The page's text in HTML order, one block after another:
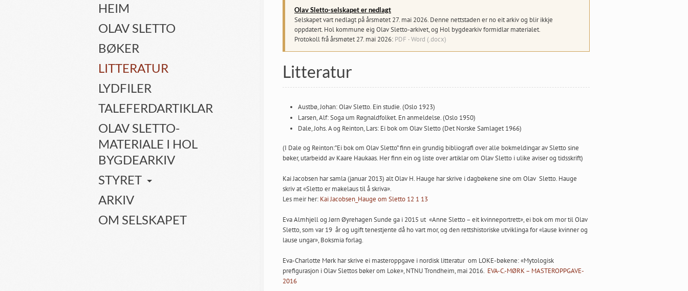
Olav Sletto-selskapet er nedlagt
Selskapet vart nedlagt på årsmøtet 27. mai 2026. Denne nettstaden er no eit arkiv og blir ikkje
oppdatert. Hol kommune eig Olav Sletto-arkivet, og Hol bygdearkiv formidlar materialet.
Protokoll frå årsmøtet 27. mai 2026: PDF ·Word (.docx)
Litteratur
Austbø, Johan: Olav Sletto. Ein studie. (Oslo 1923)
Larsen, Alf: Soga um Røgnaldfolket. En anmeldelse. (Oslo 1950)
Dale, Johs. A og Reinton, Lars: Ei bok om Olav Sletto (Det Norske Samlaget 1966)
(I Dale og Reinton:”Ei bok om Olav Sletto” finn ein grundig bibliografi over alle bokmeldingar av Sletto sine
bøker, utarbeidd av Kaare Haukaas. Her finn ein og liste over artiklar om Olav Sletto i ulike aviser og tidsskrift)
Kai Jacobsen har samla (januar 2013) alt Olav H. Hauge har skrive i dagbøkene sine om Olav Sletto. Hauge
skriv at «Sletto er makelaus til å skriva».
Les meir her: Kai Jacobsen_Hauge om Sletto 12 1 13
Eva Almhjell og Jørn Øyrehagen Sunde ga i 2015 ut «Anne Sletto – eit kvinneportrett», ei bok om mor til Olav
Sletto, som var 19 år og ugift tenestjente då ho vart mor, og den rettshistoriske utviklinga for «lause kvinner og
lause ungar», Boksmia forlag.
Eva-Charlotte Mørk har skrive ei masteroppgave i nordisk litteratur om LOKE-bøkene: «Mytologisk
prefigurasjon i Olav Slettos bøker om Loke», NTNU Trondheim, mai 2016. EVA-C.-MØRK – MASTEROPPGAVE-
2016
HEIM
OLAV SLETTO
BØKER
LITTERATUR
LYDFILER
TALEFERDARTIKLAR
OLAV SLETTO-
MATERIALE I HOL
BYGDEARKIV
STYRET
ARKIV
OM SELSKAPET